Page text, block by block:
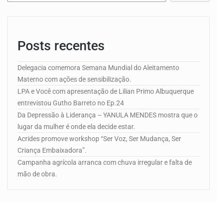
Posts recentes
Delegacia comemora Semana Mundial do Aleitamento
Materno com ações de sensibilização.
LPA e Você com apresentação de Lilian Primo Albuquerque
entrevistou Gutho Barreto no Ep.24
Da Depressão à Liderança – YANULA MENDES mostra que o
lugar da mulher é onde ela decide estar.
Acrides promove workshop “Ser Voz, Ser Mudança, Ser
Criança Embaixadora”.
Campanha agrícola arranca com chuva irregular e falta de
mão de obra.